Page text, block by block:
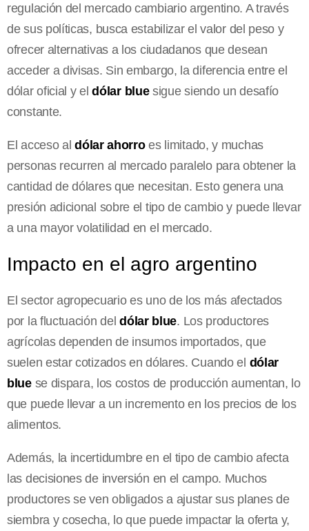
regulación del mercado cambiario argentino. A través
de sus políticas, busca estabilizar el valor del peso y
ofrecer alternativas a los ciudadanos que desean
acceder a divisas. Sin embargo, la diferencia entre el
dólar oficial y eldólar bluesigue siendo un desafío
constante.
El acceso aldólar ahorroes limitado, y muchas
personas recurren al mercado paralelo para obtener la
cantidad de dólares que necesitan. Esto genera una
presión adicional sobre el tipo de cambio y puede llevar
a una mayor volatilidad en el mercado.
Impacto en el agro argentino
El sector agropecuario es uno de los más afectados
por la fluctuación deldólar blue. Los productores
agrícolas dependen de insumos importados, que
suelen estar cotizados en dólares. Cuando el dólar
bluese dispara, los costos de producción aumentan, lo
que puede llevar a un incremento en los precios de los
alimentos.
Además, la incertidumbre en el tipo de cambio afecta
las decisiones de inversión en el campo. Muchos
productores se ven obligados a ajustar sus planes de
siembra y cosecha, lo que puede impactar la oferta y,